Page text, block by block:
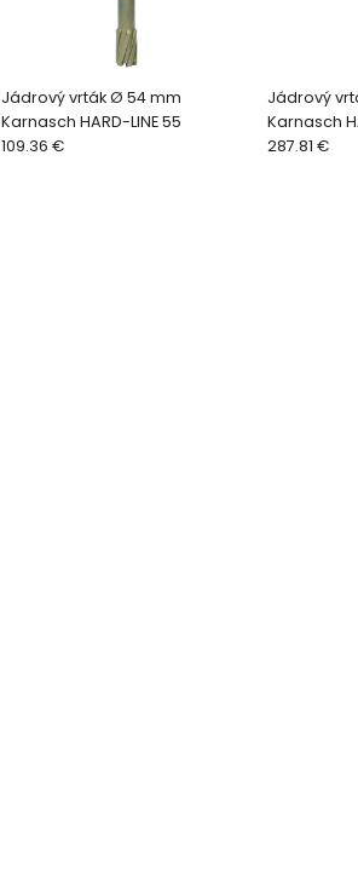
Jádrový vrták Ø 54 mm
Karnasch HARD-LINE 55
109.36 €
Jádrový
Karnasch
287.81 €